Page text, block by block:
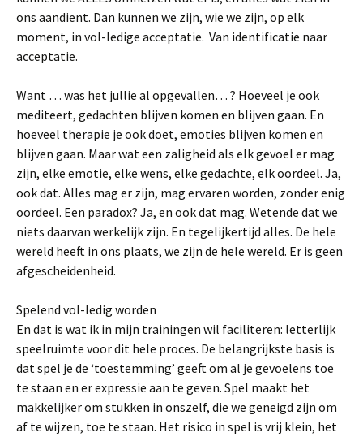
ons aandient. Dan kunnen we zijn, wie we zijn, op elk
moment, in vol-ledige acceptatie. Van identificatie naar
acceptatie.
Want … was het jullie al opgevallen… ? Hoeveel je ook
mediteert, gedachten blijven komen en blijven gaan. En
hoeveel therapie je ook doet, emoties blijven komen en
blijven gaan. Maar wat een zaligheid als elk gevoel er mag
zijn, elke emotie, elke wens, elke gedachte, elk oordeel. Ja,
ook dat. Alles mag er zijn, mag ervaren worden, zonder enig
oordeel. Een paradox? Ja, en ook dat mag. Wetende dat we
niets daarvan werkelijk zijn. En tegelijkertijd alles. De hele
wereld heeft in ons plaats, we zijn de hele wereld. Er is geen
afgescheidenheid.
Spelend vol-ledig worden
En dat is wat ik in mijn trainingen wil faciliteren: letterlijk
speelruimte voor dit hele proces. De belangrijkste basis is
dat spel je de ‘toestemming’ geeft om al je gevoelens toe
te staan en er expressie aan te geven. Spel maakt het
makkelijker om stukken in onszelf, die we geneigd zijn om
af te wijzen, toe te staan. Het risico in spel is vrij klein, het